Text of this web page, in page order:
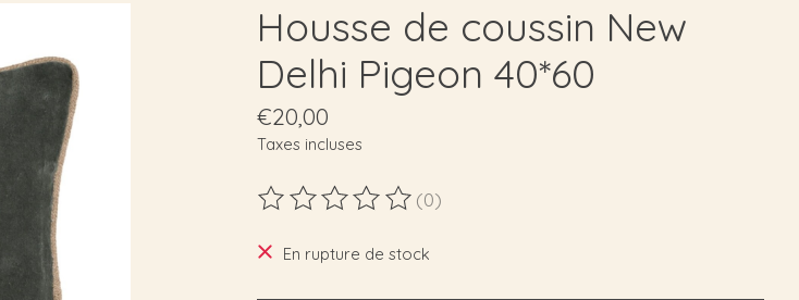
Housse de coussin New
Delhi Pigeon 40*60
€20,00
Taxes incluses
Ce produit est évalué à
(0)
En rupture de stock